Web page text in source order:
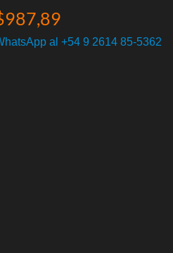
987,89
al +54 9 2614 85-5362